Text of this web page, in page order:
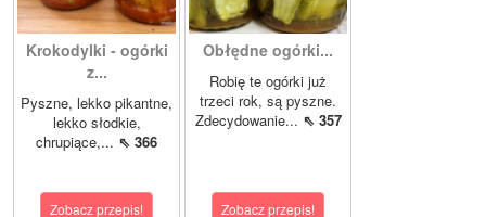
Krokodylki - ogórki
z...
Pyszne, lekko pikantne,
lekko słodkie,
chrupiące,... ⇖ 366
Zobacz przepis!
Obłędne ogórki...
Robię te ogórki już
trzeci rok, są pyszne.
Zdecydowanie... ⇖ 357
Zobacz przepis!